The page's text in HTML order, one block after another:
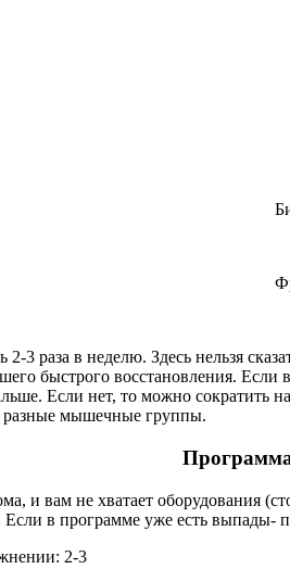
раза в неделю. Здесь нельзя
быстрого восстановления.
Если нет, то можно сократить
разные мышечные группы.
и вам не хватает оборудования
в программе уже есть выпады-
2-3